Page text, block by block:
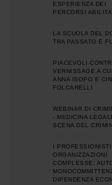
ESPERIENZA DEI
PERCORSI
LA SCUOLA DEL
TRA PASSATO E
PIACEVOLI
VERNISSAGE A
ANNA ISOPO E
FOLCARELLI
WEBINAR DI
- MEDICINA
SCENA DEL
I
ORGANIZZAZIONI
COMPLESSE:
DIPENDENZA